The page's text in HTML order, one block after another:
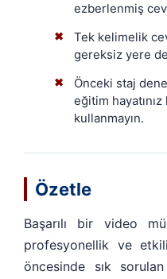
ezberlenmiş
✖
Tek kelimelik
gereksiz yere
✖
Önceki staj
eğitim
kullanmayın.
Özetle
Başarılı bir video
profesyonellik ve
öncesinde sık